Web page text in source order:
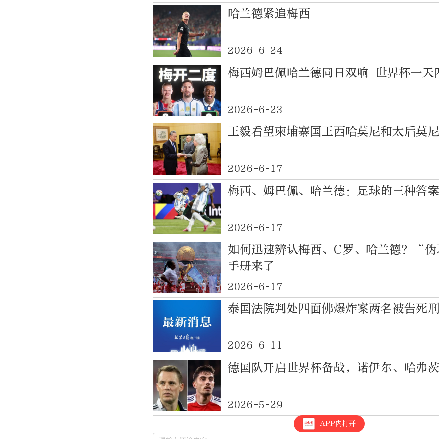
哈兰德紧追梅西
2026-6-24
梅西姆巴佩哈兰德同日双响 世界杯一天
2026-6-23
王毅看望柬埔寨国王西哈莫尼和太后莫尼
2026-6-17
梅西、姆巴佩、哈兰德：足球的三种答案
2026-6-17
如何迅速辨认梅西、C罗、哈兰德？“
手册来了
2026-6-17
泰国法院判处四面佛爆炸案两名被告死刑
2026-6-11
德国队开启世界杯备战，诺伊尔、哈弗
2026-5-29
APP内打开